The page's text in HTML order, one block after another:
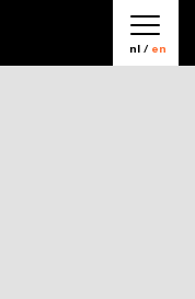
nl / en